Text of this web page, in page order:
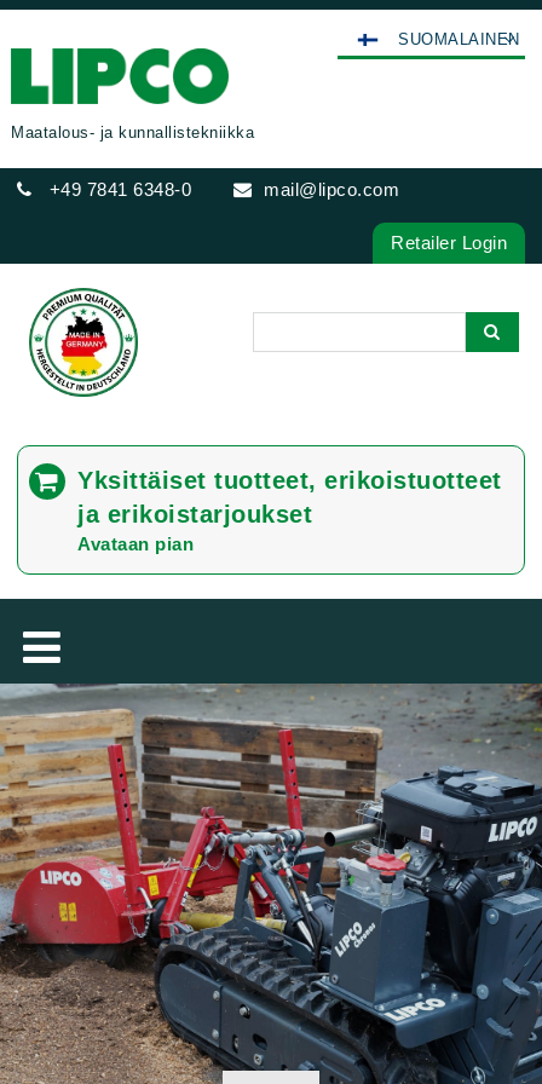
Maatalous- ja kunnallistekniikka
+49 7841 6348-0 mail@lipco.com
POLSKI
ITALIANO
ČEŠTINA
PORTUGUÊS
ROMÂNESC
SUOMALAINEN
SLOVENSKÁ
DANSK
ΕΛΛΗΝΙΚΉ
БЪЛГАРСКИ
SVENSKA
SLOVENSKI
LIETUVIŲ
LATVIEŠU
Retailer Login
Yksittäiset tuotteet, erikoistuotteet
ja erikoistarjoukset
Avataan pian